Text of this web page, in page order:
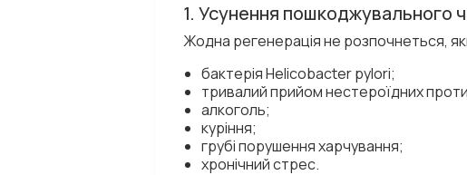
1. Усунення пошкоджувального
Жодна регенерація не розпочнеться,
бактеріяHelicobacter pylori;
тривалий прийом нестероїдних
алкоголь;
куріння;
грубі порушення харчування;
хронічний стрес.